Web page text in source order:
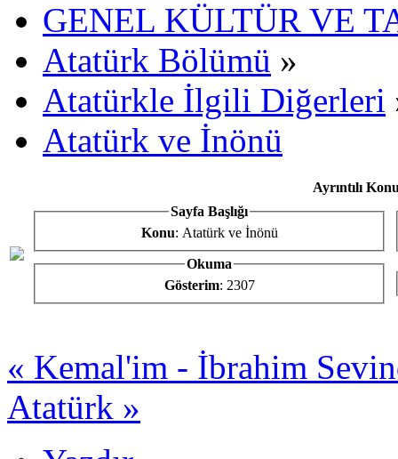
GENEL KÜLTÜR VE
Atatürk Bölümü »
Atatürkle İlgili Diğerleri
Atatürk ve İnönü
Ayrıntılı
Sayfa Başlığı
Konu: Atatürk ve İnönü
Okuma
Gösterim: 2307
« Kemal'im - İbrahim
Atatürk »